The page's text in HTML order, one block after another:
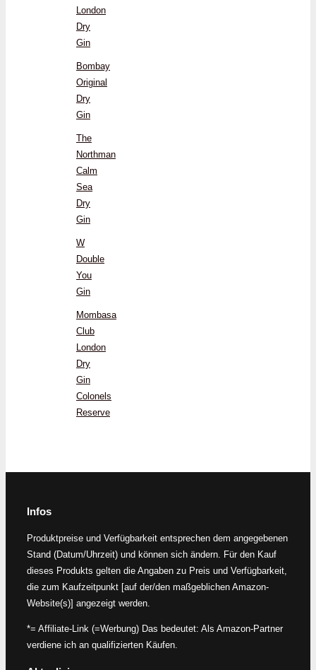
London
Dry
Gin
Bombay
Original
Dry
Gin
The
Northman
Calm
Sea
Dry
Gin
W
Double
You
Gin
Mombasa
Club
London
Dry
Gin
Colonels
Reserve
Infos
Produktpreise und Verfügbarkeit entsprechen dem angegebenen
Stand (Datum/Uhrzeit) und können sich ändern. Für den Kauf
dieses Produkts gelten die Angaben zu Preis und Verfügbarkeit,
die zum Kaufzeitpunkt [auf der/den maßgeblichen Amazon-
Website(s)] angezeigt werden.
*= Affiliate-Link (=Werbung) Das bedeutet: Als Amazon-Partner
verdiene ich an qualifizierten Käufen.